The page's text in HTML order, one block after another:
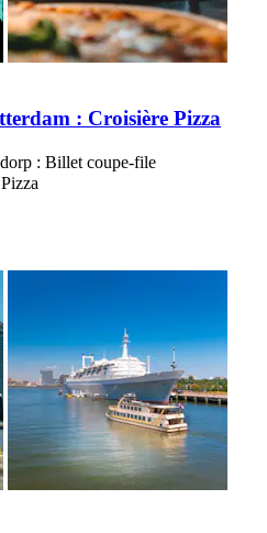
: Croisière Pizza
: Billet coupe-file